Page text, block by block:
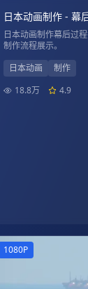
4K
日本动画制作 - 幕
日本动画制作幕后过
制作流程展示。
日本动画
制作
18.8万
4.9
1080P